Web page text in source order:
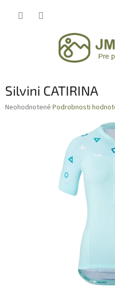
Silvini CATIRINA
Priemerné
Neohodnotené Podrobnosti